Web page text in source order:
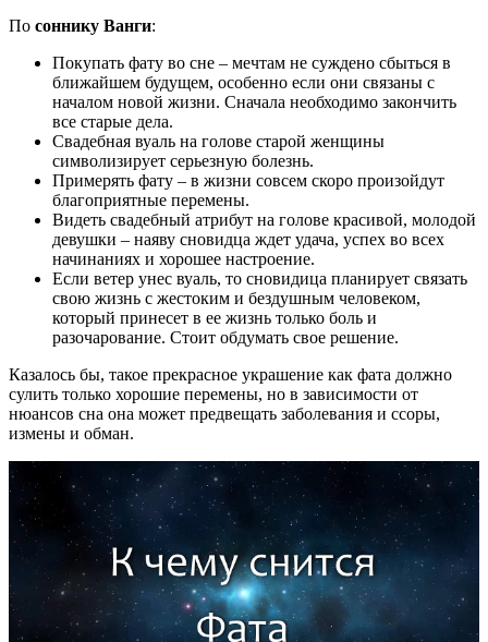
По соннику Ванги:
Покупать фату во сне – мечтам не суждено сбыться в
ближайшем будущем, особенно если они связаны с
началом новой жизни. Сначала необходимо закончить
все старые дела.
Свадебная вуаль на голове старой женщины
символизирует серьезную болезнь.
Примерять фату – в жизни совсем скоро произойдут
благоприятные перемены.
Видеть свадебный атрибут на голове красивой, молодой
девушки – наяву сновидца ждет удача, успех во всех
начинаниях и хорошее настроение.
Если ветер унес вуаль, то сновидица планирует связать
свою жизнь с жестоким и бездушным человеком,
который принесет в ее жизнь только боль и
разочарование. Стоит обдумать свое решение.
Казалось бы, такое прекрасное украшение как фата должно
сулить только хорошие перемены, но в зависимости от
нюансов сна она может предвещать заболевания и ссоры,
измены и обман.